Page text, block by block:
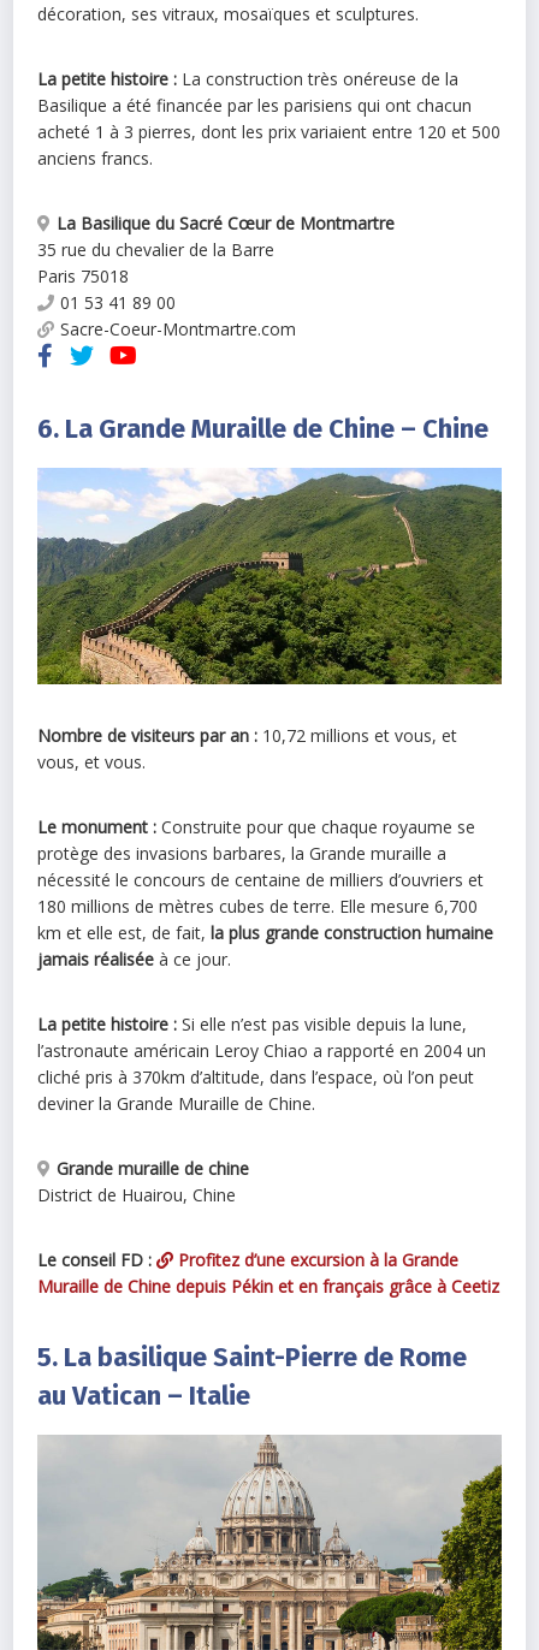
décoration, ses vitraux, mosaïques et sculptures.
La petite histoire : La construction très onéreuse de la
Basilique a été financée par les parisiens qui ont chacun
acheté 1 à 3 pierres, dont les prix variaient entre 120 et 500
anciens francs.
La Basilique du Sacré Cœur de Montmartre
35 rue du chevalier de la Barre
Paris 75018
01 53 41 89 00
Sacre-Coeur-Montmartre.com
6. La Grande Muraille de Chine – Chine
Nombre de visiteurs par an : 10,72 millions et vous, et
vous, et vous.
Le monument : Construite pour que chaque royaume se
protège des invasions barbares, la Grande muraille a
nécessité le concours de centaine de milliers d’ouvriers et
180 millions de mètres cubes de terre. Elle mesure 6,700
km et elle est, de fait,la plus grande construction humaine
jamais réalisée à ce jour.
La petite histoire : Si elle n’est pas visible depuis la lune,
l’astronaute américain Leroy Chiao a rapporté en 2004 un
cliché pris à 370km d’altitude, dans l’espace, où l’on peut
deviner la Grande Muraille de Chine.
Grande muraille de chine
District de Huairou, Chine
Le conseil FD :
Profitez d’une excursion à la Grande
Muraille de Chine depuis Pékin et en français grâce à Ceetiz
5. La basilique Saint-Pierre de Rome
au Vatican – Italie